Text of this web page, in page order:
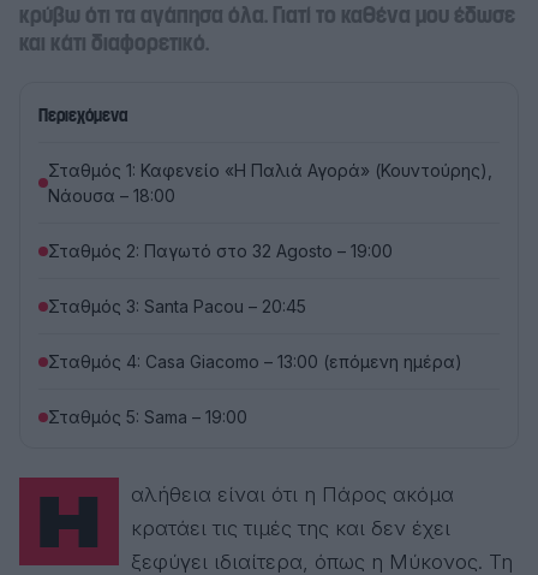
κρύβω ότι τα αγάπησα όλα. Γιατί το καθένα μου έδωσε
και κάτι διαφορετικό.
Περιεχόμενα
Σταθμός 1: Καφενείο «Η Παλιά Αγορά» (Κουντούρης),
Νάουσα – 18:00
Σταθμός 2: Παγωτό στο 32 Agosto – 19:00
Σταθμός 3: Santa Pacou – 20:45
Σταθμός 4: Casa Giacomo – 13:00 (επόμενη ημέρα)
Σταθμός 5: Sama – 19:00
Η αλήθεια είναι ότι η Πάρος ακόμα
κρατάει τις τιμές της και δεν έχει
ξεφύγει ιδιαίτερα, όπως η Μύκονος. Τη